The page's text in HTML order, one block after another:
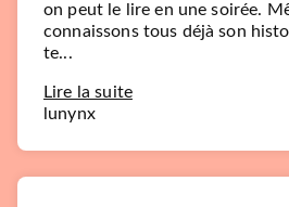
on peut le lire en une soirée.
connaissons tous déjà son
te...
Lire la suite
lunynx